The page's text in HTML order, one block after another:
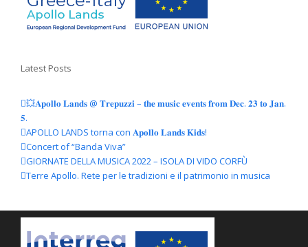
Latest Posts
💥𝐀𝐩𝐨𝐥𝐥𝐨 𝐋𝐚𝐧𝐝𝐬 @ 𝐓𝐫𝐞𝐩𝐮𝐳𝐳𝐢 – 𝐭𝐡𝐞 𝐦𝐮𝐬𝐢𝐜 𝐞𝐯𝐞𝐧𝐭𝐬 𝐟𝐫𝐨𝐦 𝐃𝐞𝐜. 𝟐𝟑 𝐭𝐨 𝐉𝐚𝐧.
𝟓.
APOLLO LANDS torna con 𝐀𝐩𝐨𝐥𝐥𝐨 𝐋𝐚𝐧𝐝𝐬 𝐊𝐢𝐝𝐬!
Concert of “Banda Viva”
GIORNATE DELLA MUSICA 2022 – ISOLA DI VIDO CORFÙ
Terre Apollo. Rete per le tradizioni e il patrimonio in musica